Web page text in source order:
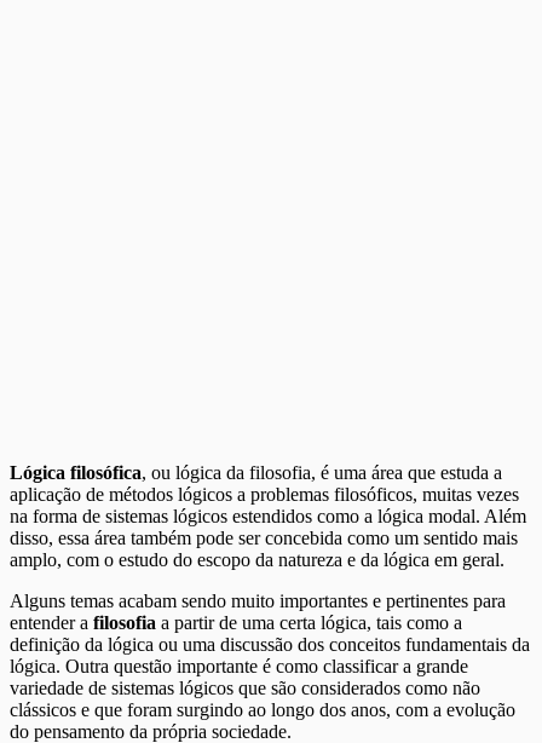
Lógica filosófica, ou lógica da filosofia, é uma área que estuda a
aplicação de métodos lógicos a problemas filosóficos, muitas vezes
na forma de sistemas lógicos estendidos como a lógica modal. Além
disso, essa área também pode ser concebida como um sentido mais
amplo, com o estudo do escopo da natureza e da lógica em geral.
Alguns temas acabam sendo muito importantes e pertinentes para
entender a filosofia a partir de uma certa lógica, tais como a
definição da lógica ou uma discussão dos conceitos fundamentais da
lógica. Outra questão importante é como classificar a grande
variedade de sistemas lógicos que são considerados como não
clássicos e que foram surgindo ao longo dos anos, com a evolução
do pensamento da própria sociedade.